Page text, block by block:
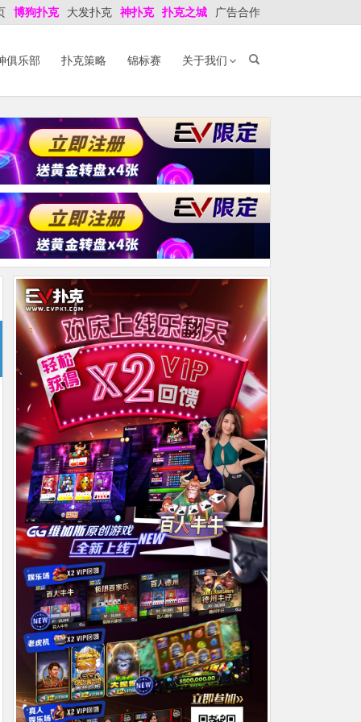
博狗扑克 大发扑克 神扑克 扑克之城 广告合作
俱乐部 扑克策略 锦标赛 关于我们